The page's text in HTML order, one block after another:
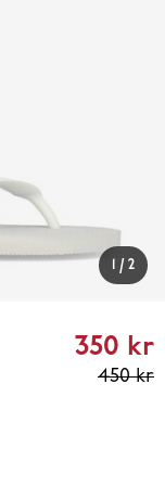
/ 2
Current
350 kr
450 kr